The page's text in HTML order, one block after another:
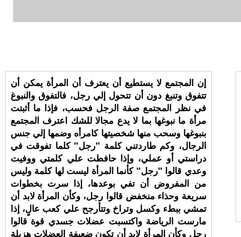
إن المجتمع لا يستطيع أن يعترف أن المرأة يمكن أن
تتفوق وتنبغ دون أن تتحول إلي رجل، فالتفوق والنبوغ
في نظر المجتمع صفة الرجل فحسب، فإذا ما أثبتت
مرأة ما نبوغها بما لا يدع مجالا للشك اعترف المجتمع
بنبوغها وسحب منها شخصيتها كامرأه وضمها إلي جنس
الرجال، وكم طاردتني كلمة "رجل" كلما تفوقت في
دراستي أو عملي، وإذا حافطت علي كلمتي ووفيت
وعدي قالوا "رجل" كأنما المرأة ليست لها كلمة وليس
من المفروض أن تفي بوعدها، إذا سرت بخطوات
سريعة وحذاء منخفض قالوا رجل، وكأن المرأة لابد أن
تمشي ببطء وكسل وتراخ وتتأرجح علي كعب عالٍ، إذا
مارست الرياضة واكتسبت عضلات جسدي قوة قالوا
رجل وكأن المرأة لابد أن تكون ضعيفة العضلات هزيلة